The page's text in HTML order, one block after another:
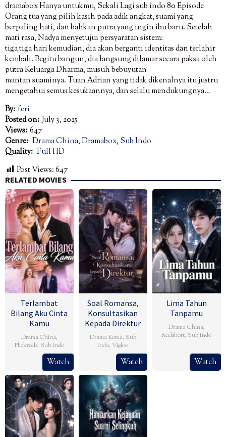
dramabox Hanya untukmu, Sekali Lagi sub indo 80 Episode
Orang tua yang pilih kasih pada adik angkat, suami yang
berpaling hati, dan bahkan putra yang ingin ibu baru. Setelah
mati rasa, Nadya menyetujui persyaratan sistem:
tiga tiga hari kemudian, dia akan berganti identitas dan terlahir
kembali. Begitu bangun, dia langsung dilamar secara paksa oleh
putra Keluarga Dharma, musuh bebuyutan
mantan suaminya. Tuan Adrian yang tidak dikenalnya itu justru
mengetahui semua kesukaannya, dan selalu mendukungnya…
By: feri
Posted on: July 3, 2025
Views: 647
Genre: Drama China,Dramabox, Sub Indo
Quality: Full HD
Post Views:647
RELATED MOVIES
Terlambat
Bilang Aku Cinta
Kamu
Drama China,
Flickreels, Sub Indo
Watch
Soal Romansa,
Konsultasikan
Kepada Direktur
Drama Korea, Sub
Indo,Vigloo
Watch
Lima Tahun
Tanpamu
Drama China,
Reelshort, Sub Indo
Watch